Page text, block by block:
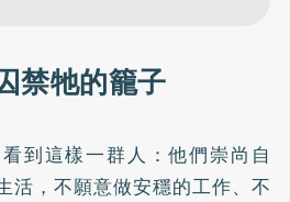
禁牠的籠子
到這樣一群人：他們崇尚自
活，不願意做安穩的工作、不